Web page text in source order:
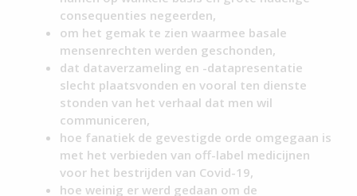
consequenties negeerden,
om het gemak te zien waarmee basale
mensenrechten werden geschonden,
dat dataverzameling en -datapresentatie
slecht plaatsvonden en vooral ten dienste
stonden van het verhaal dat men wil
communiceren,
hoe fanatiek de gevestigde orde omgegaan is
met het verbieden van off-label medicijnen
voor het bestrijden van Covid-19,
hoe weinig er werd gedaan om de